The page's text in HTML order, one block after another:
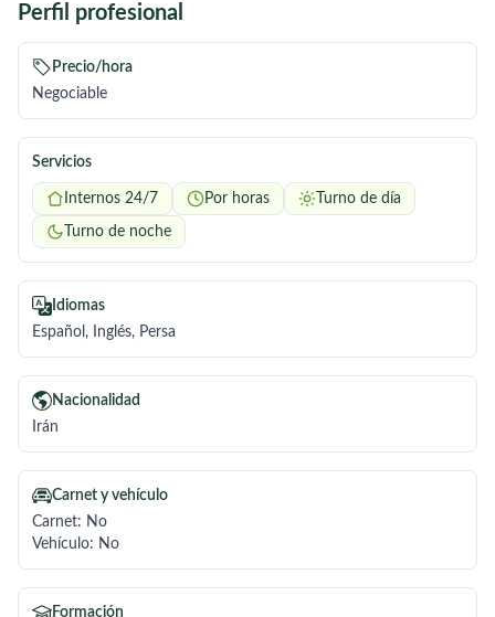
Perfil profesional
Precio/hora
Negociable
Servicios
Internos 24/7 Por horas Turno de día
Turno de noche
Idiomas
Español, Inglés, Persa
Nacionalidad
Irán
Carnet y vehículo
Carnet: No
Vehículo: No
Formación